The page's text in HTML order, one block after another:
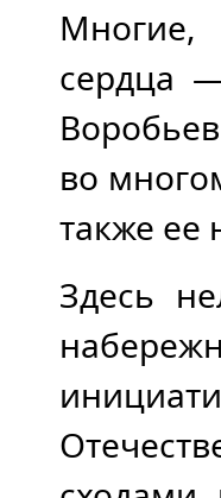
Многие,
сердца
во
также ее
Здесь